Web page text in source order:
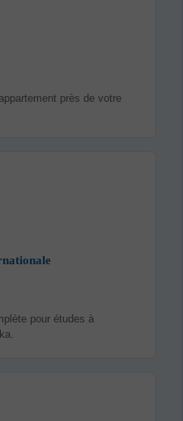
près de votre
pour études à